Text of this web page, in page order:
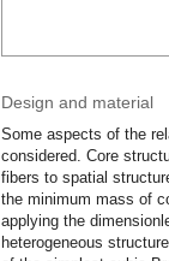
Design and material
Some aspects of the
considered. Core
fibers to spatial
the minimum mass of
applying the
heterogeneous